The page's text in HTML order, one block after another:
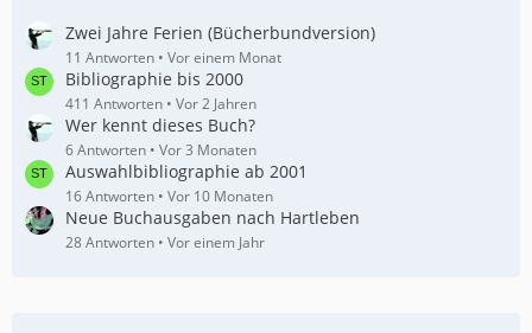
Zwei Jahre Ferien (Bücherbundversion)
11 Antworten Vor einem Monat
Bibliographie bis 2000
411 Antworten Vor 2 Jahren
Wer kennt dieses Buch?
6 Antworten Vor 3 Monaten
Auswahlbibliographie ab 2001
16 Antworten Vor 10 Monaten
Neue Buchausgaben nach Hartleben
28 Antworten Vor einem Jahr